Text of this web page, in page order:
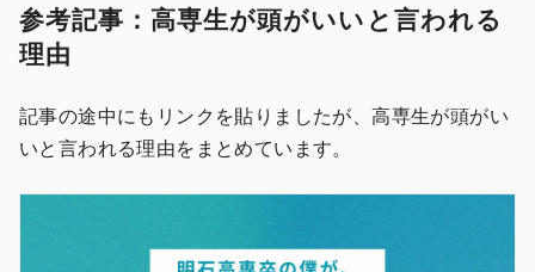
参考記事：高専生が頭がいいと言われる
理由
記事の途中にもリンクを貼りましたが、高専生が頭がい
いと言われる理由をまとめています。